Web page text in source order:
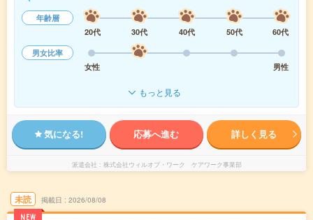
年齢層
20代
30代 40代 50代
60代
男女比率
女性
男性
もっと見る
気になる! 応募へ進む 詳しく見る
派遣会社 株式会社ウィルオブ・ワーク ケアワーク事業部
未読
NEW
掲載日 2026/08/08